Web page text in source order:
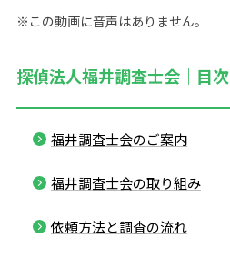
※この動画に音声はありません。
探偵法人福井調査士会｜目次
福井調査士会のご案内
福井調査士会の取り組み
依頼方法と調査の流れ